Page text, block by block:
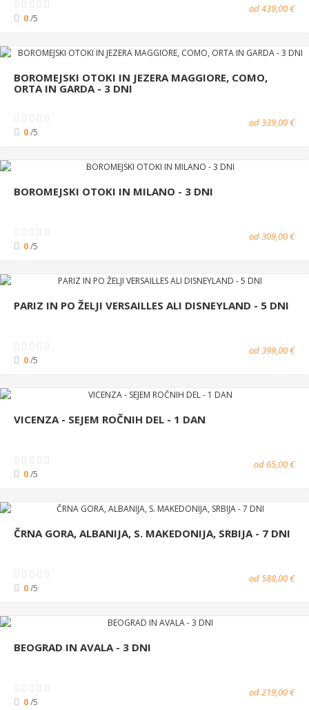
0/5
od 439,00 €
BOROMEJSKI OTOKI IN JEZERA MAGGIORE, COMO,
ORTA IN GARDA - 3 DNI
0/5
od 339,00 €
BOROMEJSKI OTOKI IN MILANO - 3 DNI
0/5
od 309,00 €
PARIZ IN PO ŽELJI VERSAILLES ALI DISNEYLAND - 5 DNI
0/5
od 399,00 €
VICENZA - SEJEM ROČNIH DEL - 1 DAN
0/5
od 65,00 €
ČRNA GORA, ALBANIJA, S. MAKEDONIJA, SRBIJA - 7 DNI
0/5
od 588,00 €
BEOGRAD IN AVALA - 3 DNI
0/5
od 219,00 €